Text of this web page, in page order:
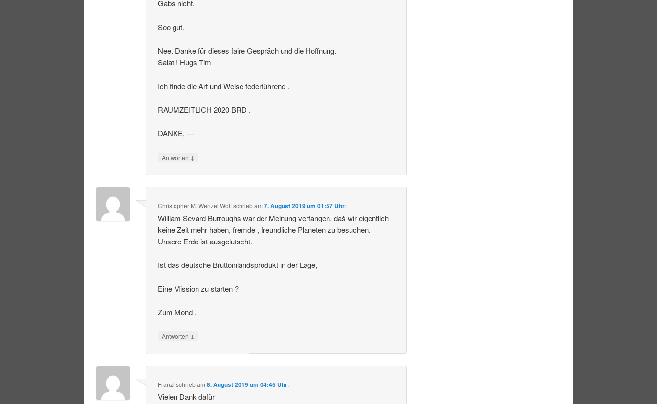
Gabs nicht.
Soo gut.
Nee. Danke für dieses faire Gespräch und die Hoffnung.
Salat ! Hugs Tim
Ich finde die Art und Weise federführend .
RAUMZEITLICH 2020 BRD .
DANKE, — .
Antworten ↓
Christopher M. Wenzel Wolfschriebam7. August 2019 um 01:57 Uhr:
William Sevard Burroughs war der Meinung verfangen, daš wir eigentlich
keine Zeit mehr haben, fremde , freundliche Planeten zu besuchen.
Unsere Erde ist ausgelutscht.
Ist das deutsche Bruttoinlandsprodukt in der Lage,
Eine Mission zu starten ?
Zum Mond .
Antworten ↓
Franzl schriebam8. August 2019 um 04:45 Uhr:
Vielen Dank dafür